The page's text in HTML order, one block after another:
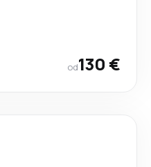
od130 €